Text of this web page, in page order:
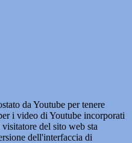
da Youtube per tenere
i video di Youtube incorporati
del sito web sta
dell'interfaccia di